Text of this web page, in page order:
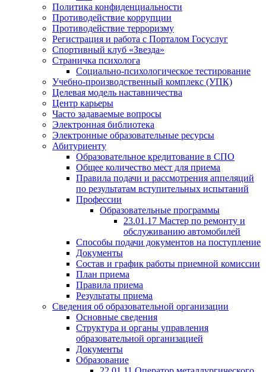
Политика конфиденциальности
Противодействие коррупции
Противодействие терроризму
Регистрация и работа с Порталом Госуслуг
Спортивный клуб «Звезда»
Страничка психолога
Социально-психологическое тестирование
Учебно-производственный комплекс (УПК)
Целевая модель наставничества
Центр карьеры
Часто задаваемые вопросы
Электронная библиотека
Электронные образовательные ресурсы
Абитуриенту
Образовательное кредитование в СПО
Общее количество мест для приема
Правила подачи и рассмотрения аппеляций
по результатам вступительных испытаний
Профессии
Образовательные программы
23.01.17 Мастер по ремонту и
обслуживанию автомобилей
Способы подачи документов на поступление
Документы
Состав и график работы приемной комиссии
План приема
Правила приема
Результаты приема
Сведения об образовательной организации
Основные сведения
Структура и органы управления
образовательной организацией
Документы
Образование